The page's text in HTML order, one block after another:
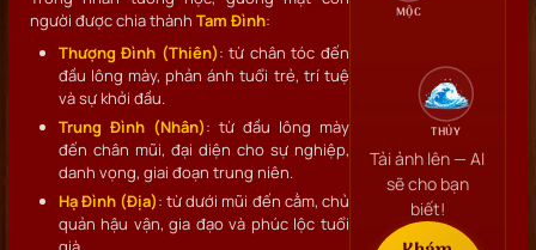
người được chia thành Tam Đình:
Thượng Đình (Thiên): từ chân tóc đến
đầu lông mày, phản ánh tuổi trẻ, trí tuệ
và sự khởi đầu.
Trung Đình (Nhân): từ đầu lông mày
đến chân mũi, đại diện cho sự nghiệp,
danh vọng, giai đoạn trung niên.
Hạ Đình (Địa): từ dưới mũi đến cằm, chủ
quản hậu vận, gia đạo và phúc lộc tuổi
THỦY
MỘC
Tải ảnh lên — AI
sẽ cho bạn
biết!